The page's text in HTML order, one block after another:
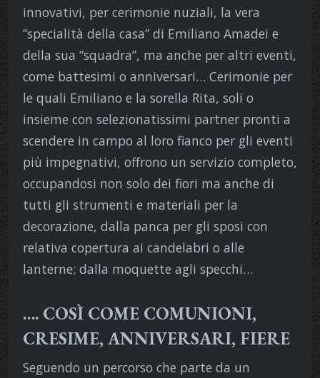
innovativi, per cerimonie nuziali, la vera
“specialità della casa” di Emiliano Amadei e
della sua “squadra”, ma anche per altri eventi,
come battesimi o anniversari… Cerimonie per
le quali Emiliano e la sorella Rita, soli o
insieme con selezionatissimi partner pronti a
scendere in campo al loro fianco per gli eventi
più impegnativi, offrono un servizio completo,
occupandosi non solo dei fiori ma anche di
tutti gli strumenti e materiali per la
decorazione, dalla panca per gli sposi con
relativa copertura ai candelabri o alle
lanterne; dalla moquette agli specchi…
…. COSÌ COME COMUNIONI,
CRESIME, ANNIVERSARI, FIERE
Seguendo un percorso che parte da un